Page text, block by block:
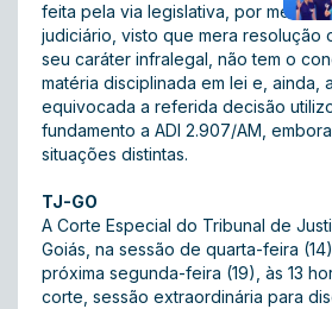
feita pela via legislativa, por meio
judiciário, visto que mera resolução
seu caráter infralegal, não tem o
matéria disciplinada em lei e, ainda,
equivocada a referida decisão
fundamento a ADI 2.907/AM,
situações distintas.
TJ-GO
A Corte Especial do Tribunal de
Goiás, na sessão de quarta-feira
próxima segunda-feira (19), às 13
corte, sessão extraordinária para